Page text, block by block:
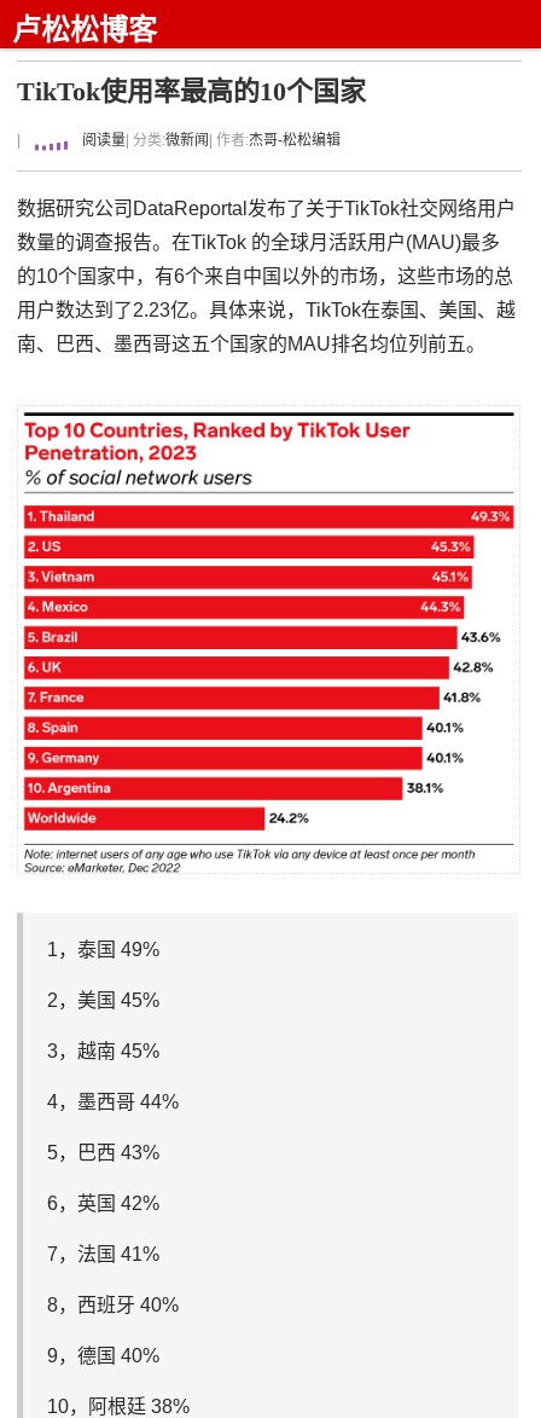
卢松松博客
TikTok使用率最高的10个国家
阅读量 | 分类:微新闻 | 作者:杰哥-松松编辑
数据研究公司DataReportal发布了关于TikTok社交网络用户
数量的调查报告。在TikTok 的全球月活跃用户(MAU)最多
的10个国家中，有6个来自中国以外的市场，这些市场的总
用户数达到了2.23亿。具体来说，TikTok在泰国、美国、越
南、巴西、墨西哥这五个国家的MAU排名均位列前五。
1，泰国 49%
2，美国 45%
3，越南 45%
4，墨西哥 44%
5，巴西 43%
6，英国 42%
7，法国 41%
8，西班牙 40%
9，德国 40%
10，阿根廷 38%